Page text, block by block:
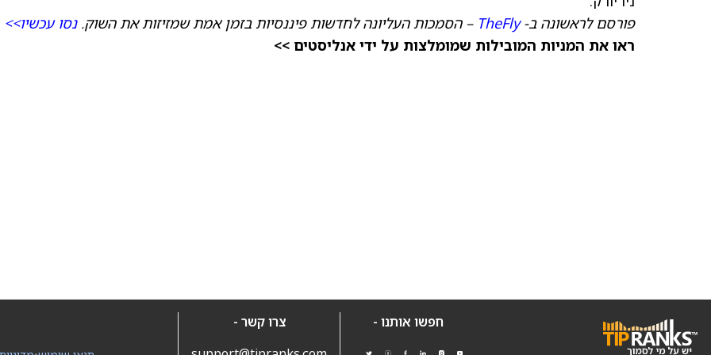
פורסם לראשונה ב-TheFly – הסמכות העליונה לחדשות פיננסיות בזמן אמת שמזיזות את השוק.נסו עכשיו>>
ראו את המניות המובילות שמומלצות על ידי אנליסטים >>
חפשו אותנו -
צרו קשר -